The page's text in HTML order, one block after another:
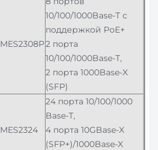
MES2308P
10/100/1000Base-T с
поддержкой PoE+
2 порта
10/100/1000Base-T,
2 порта 1000Base-X
(SFP)
MES2324
24 порта 10/100/1000
Base-T,
4 порта 10GBase-X
(SFP+)/1000Base-X